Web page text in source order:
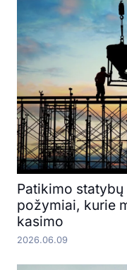
Patikimo
požymiai, kurie
kasimo
2026.06.09